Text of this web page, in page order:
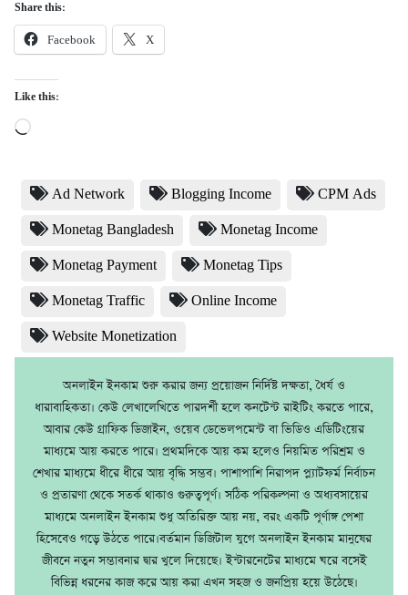
Share this:
Facebook X
Like this:
Loading…
Ad Network Blogging Income CPM Ads
Monetag Bangladesh Monetag Income
Monetag Payment Monetag Tips
Monetag Traffic Online Income
Website Monetization
অনলাইন ইনকাম শুরু করার জন্য প্রয়োজন নির্দিষ্ট দক্ষতা, ধৈর্য ও
ধারাবাহিকতা। কেউ লেখালেখিতে পারদর্শী হলে কনটেন্ট রাইটিং করতে পারে,
আবার কেউ গ্রাফিক ডিজাইন, ওয়েব ডেভেলপমেন্ট বা ভিডিও এডিটিংয়ের
মাধ্যমে আয় করতে পারে। প্রথমদিকে আয় কম হলেও নিয়মিত পরিশ্রম ও
শেখার মাধ্যমে ধীরে ধীরে আয় বৃদ্ধি সম্ভব। পাশাপাশি নিরাপদ প্ল্যাটফর্ম নির্বাচন
ও প্রতারণা থেকে সতর্ক থাকাও গুরুত্বপূর্ণ। সঠিক পরিকল্পনা ও অধ্যবসায়ের
মাধ্যমে অনলাইন ইনকাম শুধু অতিরিক্ত আয় নয়, বরং একটি পূর্ণাঙ্গ পেশা
হিসেবেও গড়ে উঠতে পারে।বর্তমান ডিজিটাল যুগে অনলাইন ইনকাম মানুষের
জীবনে নতুন সম্ভাবনার দ্বার খুলে দিয়েছে। ইন্টারনেটের মাধ্যমে ঘরে বসেই
বিভিন্ন ধরনের কাজ করে আয় করা এখন সহজ ও জনপ্রিয় হয়ে উঠেছে।